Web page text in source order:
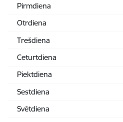
Pirmdiena
Otrdiena
Trešdiena
Ceturtdiena
Piektdiena
Sestdiena
Svētdiena